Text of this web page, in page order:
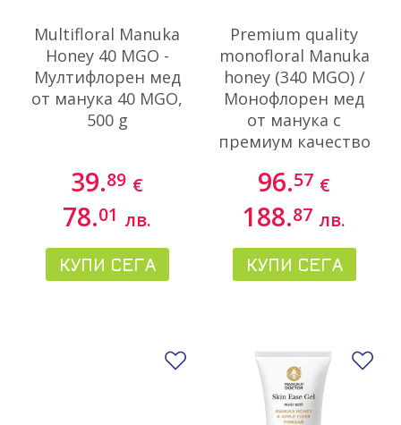
Multifloral Manuka
Honey 40 MGO -
Мултифлорен мед
от манука 40 MGO,
500 g
39.89 €
78.01 лв.
КУПИ СЕГА
Premium quality
monofloral Manuka
honey (340 MGO) /
Монофлорен мед
от манука с
премиум качество
96.57 €
188.87 лв.
КУПИ СЕГА
Добави в любими